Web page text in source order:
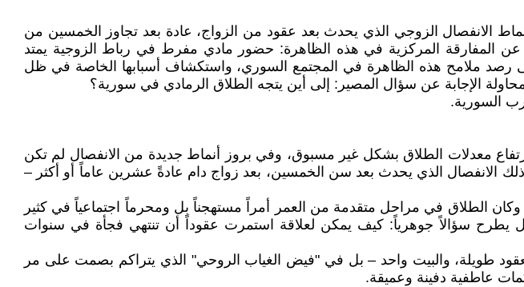
الانفصال الزوجي الذي يحدث بعد عقود من الزواج، عادة بعد تجاوز الخمسين من
المفارقة المركزية في هذه الظاهرة: حضور مادي مفرط في رباط الزوجية يمتد
رصد ملامح هذه الظاهرة في المجتمع السوري، واستكشاف أسبابها الخاصة في ظل
محاولة الإجابة عن سؤال المصير: إلى أين يتجه الطلاق الرمادي في سورية؟
السورية.
معدلات الطلاق بشكل غير مسبوق، وفي بروز أنماط جديدة من الانفصال لم تكن
– ذلك الانفصال الذي يحدث بعد سن الخمسين، بعد زواج دام عادةً عشرين عاماً أو أكثر –
وكان الطلاق في مراحل متقدمة من العمر أمراً مستهجناً بل ومحرماً اجتماعياً في كثير
يطرح سؤالاً جوهرياً: كيف يمكن لعلاقة استمرت عقوداً أن تنتهي فجأة في سنوات
طويلة، والبيت واحد – بل في "فيض الغياب الروحي" الذي يتراكم بصمت على مر
عاطفية دفينة وعميقة.